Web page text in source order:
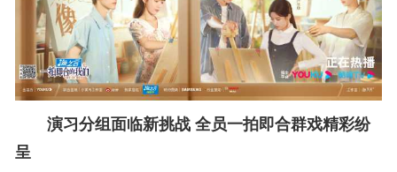
演习分组面临新挑战 全员一拍即合群戏精彩纷
呈